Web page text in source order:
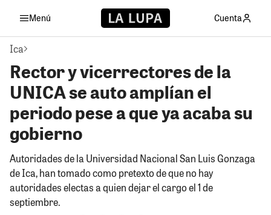
Menú Cuenta
Ica
Rector y vicerrectores de la
UNICA se auto amplían el
periodo pese a que ya acaba su
gobierno
Autoridades de la Universidad Nacional San Luis Gonzaga
de Ica, han tomado como pretexto de que no hay
autoridades electas a quien dejar el cargo el 1 de
septiembre.